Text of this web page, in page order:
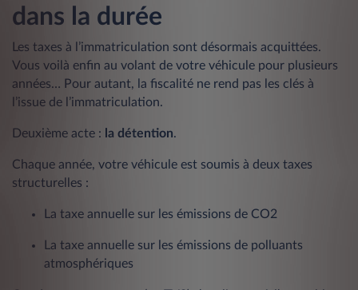
dans la durée
Les taxes à l’immatriculation sont désormais acquittées.
Vous voilà enfin au volant de votre véhicule pour plusieurs
années… Pour autant, la fiscalité ne rend pas les clés à
l’issue de l’immatriculation.
Deuxième acte : la détention.
Chaque année, votre véhicule est soumis à deux taxes
structurelles :
La taxe annuelle sur les émissions de CO2
La taxe annuelle sur les émissions de polluants
atmosphériques